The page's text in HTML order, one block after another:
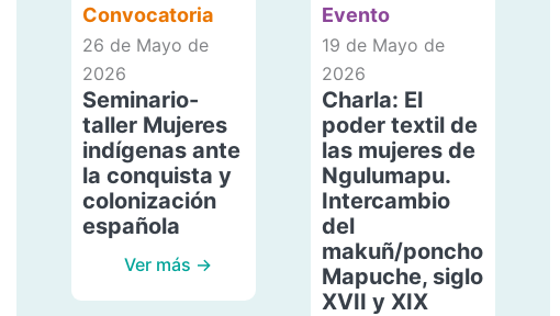
Convocatoria
26 de Mayo de
2026
Seminario-
taller Mujeres
indígenas ante
la conquista y
colonización
española
Ver más →
Evento
19 de Mayo de
2026
Charla: El
poder textil de
las mujeres de
Ngulumapu.
Intercambio
del
makuñ/poncho
Mapuche, siglo
XVII y XIX